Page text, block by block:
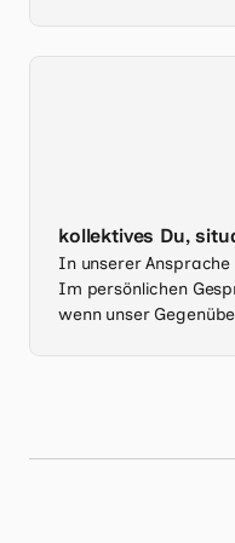
kollektives Du,
In unserer
Im persönlichen
wenn unser